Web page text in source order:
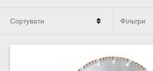
Сортувати Фільтри